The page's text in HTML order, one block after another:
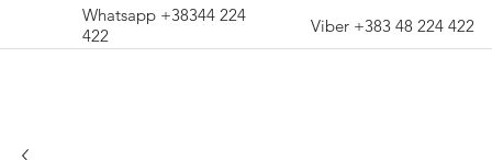
Whatsapp +38344 224
422
Viber +383 48 224 422